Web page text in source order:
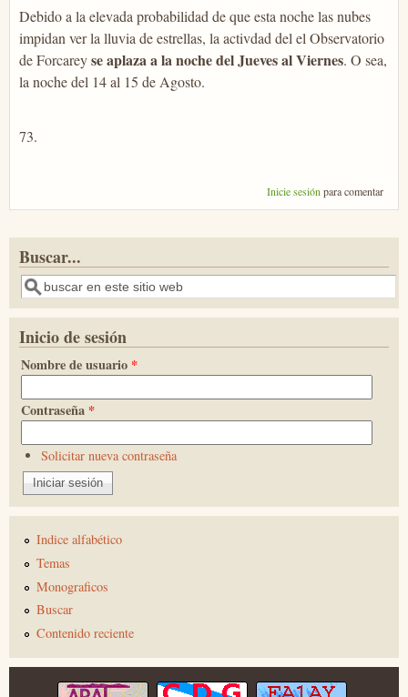
Debido a la elevada probabilidad de que esta noche las nubes
impidan ver la lluvia de estrellas, la activdad del el Observatorio
de Forcareyse aplaza a la noche del Jueves al Viernes. O sea,
la noche del 14 al 15 de Agosto.
73.
Inicie sesiónpara comentar
Buscar...
Buscar
Inicio de sesión
Nombre de usuario *
Contraseña *
Solicitar nueva contraseña
Indice alfabético
Temas
Monograficos
Buscar
Contenido reciente